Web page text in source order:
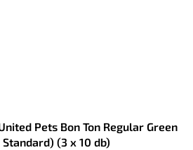
Pets Bon Ton Regular Green
(3 x 10 db)